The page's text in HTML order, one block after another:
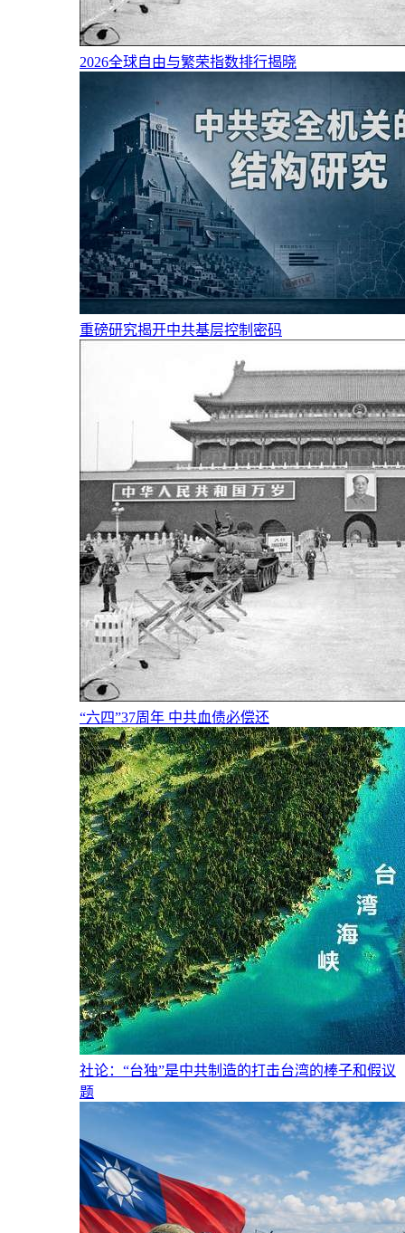
2026全球自由与繁荣指数排行揭晓
重磅研究揭开中共基层控制密码
“六四”37周年 中共血债必偿还
社论：“台独”是中共制造的打击台湾的棒子和假议
题